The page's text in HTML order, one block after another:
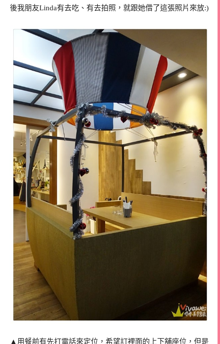
後我朋友Linda有去吃、有去拍照，就跟她借了這張照片來放:)
▲用餐前有先打電話來定位，希望訂裡面的上下舖座位，但是